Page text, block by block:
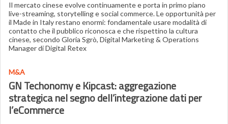
Il mercato cinese evolve continuamente e porta in primo piano
live-streaming, storytelling e social commerce. Le opportunità per
il Made in Italy restano enormi: fondamentale usare modalità di
contatto che il pubblico riconosca e che rispettino la cultura
cinese, secondo Gloria Sgrò, Digital Marketing & Operations
Manager di Digital Retex
M&A
GN Techonomy e Kipcast: aggregazione
strategica nel segno dell’integrazione dati per
l’eCommerce